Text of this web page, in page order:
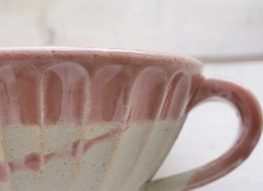
に…感謝を伝えるおすすめギ
の器、入荷しました♪